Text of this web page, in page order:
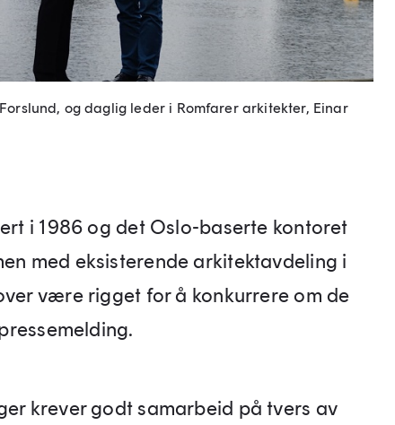
og daglig leder i Romfarer arkitekter, Einar
i 1986 og det Oslo-baserte kontoret
med eksisterende arkitektavdeling i
være rigget for å konkurrere om de
krever godt samarbeid på tvers av